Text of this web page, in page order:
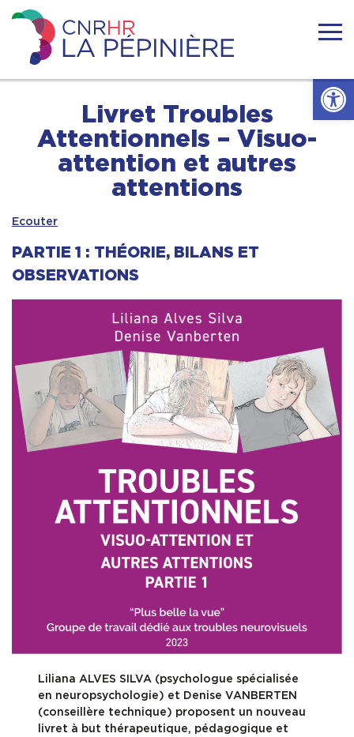
Ouvrir
to
content
Centre
national
de
Pépinière
Actualités
Se former
Contact & Accès
Livret Troubles
Attentionnels – Visuo-
attention et autres
attentions
Ecouter
PARTIE 1 : THÉORIE, BILANS ET
OBSERVATIONS
Liliana ALVES SILVA (psychologue spécialisée
en neuropsychologie) et Denise VANBERTEN
(conseillère technique) proposent un nouveau
livret à but thérapeutique, pédagogique et